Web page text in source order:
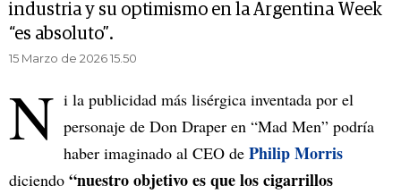
industria y su optimismo en la Argentina Week
“es absoluto”.
15 Marzo de 2026 15.50
N i la publicidad más lisérgica inventada por el
personaje de Don Draper en “Mad Men” podría
haber imaginado al CEO de Philip Morris
diciendo “nuestro objetivo es que los cigarrillos